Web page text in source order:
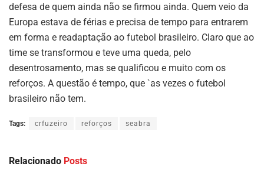
defesa de quem ainda não se firmou ainda. Quem veio da
Europa estava de férias e precisa de tempo para entrarem
em forma e readaptação ao futebol brasileiro. Claro que ao
time se transformou e teve uma queda, pelo
desentrosamento, mas se qualificou e muito com os
reforços. A questão é tempo, que `as vezes o futebol
brasileiro não tem.
Tags: crfuzeiro reforços seabra
Relacionado Posts